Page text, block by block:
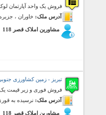
فروش یک واحد آپارتمان
آدرس ملک: خاوران ،
مشاورین املاک قصر 118
تبریز - زمین کشاورزی جنوبی به متراژ 5000
فروش فوری و زیر قیمت یک
آدرس ملک: نرسیده به
مشاورین املاک قصر 118